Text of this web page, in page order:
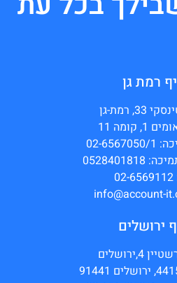
רמת גן
רמת-גן
קומה 11
1
ירושלים
4,ירושלים